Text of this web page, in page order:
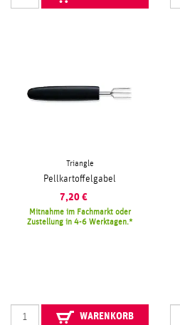
Triangle
Pellkartoffelgabel
7,20 €
Mitnahme im Fachmarkt oder
Zustellung in 4-6 Werktagen.
WARENKORB